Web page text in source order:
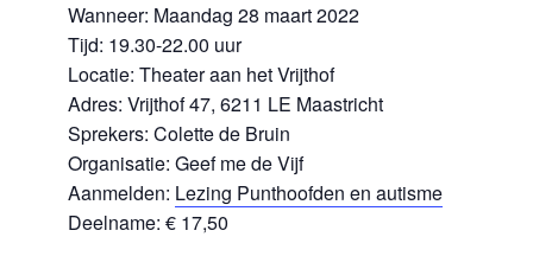
Wanneer: Maandag 28 maart 2022
Tijd: 19.30-22.00 uur
Locatie: Theater aan het Vrijthof
Adres: Vrijthof 47, 6211 LE Maastricht
Sprekers: Colette de Bruin
Organisatie: Geef me de Vijf
Aanmelden: Lezing Punthoofden en autisme
Deelname: € 17,50